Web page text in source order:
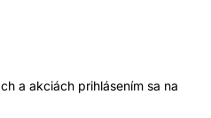
a akciách prihlásením sa na